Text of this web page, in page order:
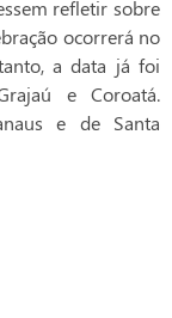
refletir sobre
ocorrerá no
a data já foi
e Coroatá.
e de Santa